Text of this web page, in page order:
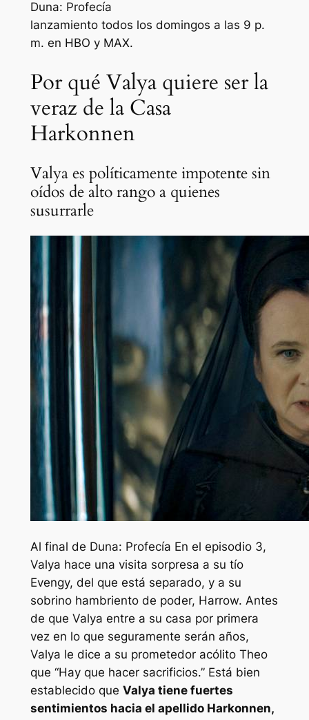
Duna: Profecía
lanzamiento todos los domingos a las 9 p.
m. en HBO y MAX.
Por qué Valya quiere ser la
veraz de la Casa
Harkonnen
Valya es políticamente impotente sin
oídos de alto rango a quienes
susurrarle
Al final de Duna: Profecía En el episodio 3,
Valya hace una visita sorpresa a su tío
Evengy, del que está separado, y a su
sobrino hambriento de poder, Harrow. Antes
de que Valya entre a su casa por primera
vez en lo que seguramente serán años,
Valya le dice a su prometedor acólito Theo
que “Hay que hacer sacrificios.” Está bien
establecido que Valya tiene fuertes
sentimientos hacia el apellido Harkonnen,